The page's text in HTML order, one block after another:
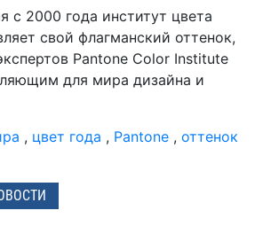
с 2000 года институт цвета
свой флагманский оттенок,
Pantone Color Institute
для мира дизайна и
, цвет года , Pantone , оттенок